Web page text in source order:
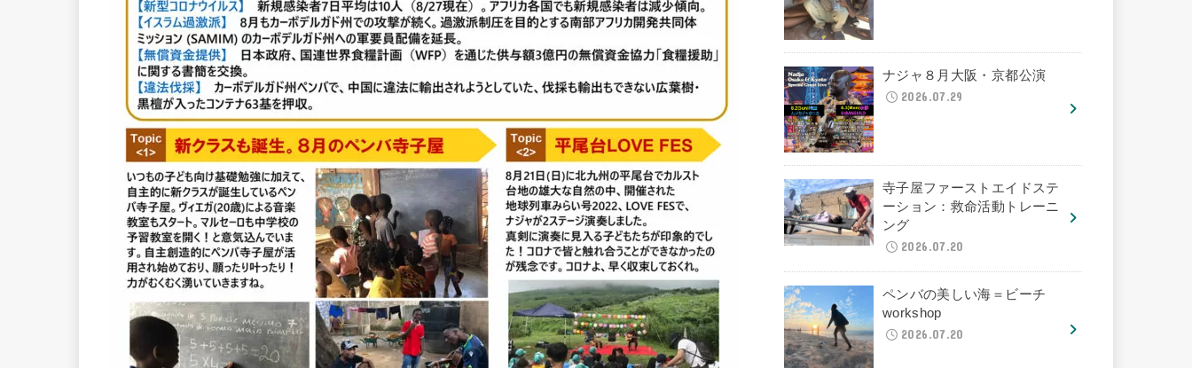
ナジャ８月大阪・京都公演
2026.07.29
寺子屋ファーストエイドステ
ーション：救命活動トレーニ
ング
2026.07.20
ペンバの美しい海＝ビーチ
workshop
2026.07.20